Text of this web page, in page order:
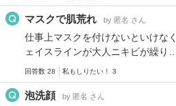
マスクで肌荒れ by 匿名 さん
仕事上マスクを付けないといけな
ェイスラインが大人ニキビが繰り…
回答数 28 私もしりたい！ 3
泡洗顔 by 匿名 さん